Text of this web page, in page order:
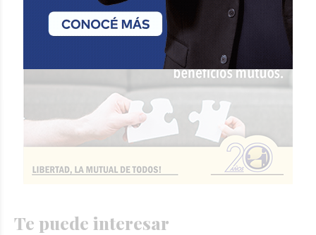
Te puede interesar